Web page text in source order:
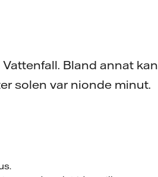
Bland annat kan
solen var nionde minut.